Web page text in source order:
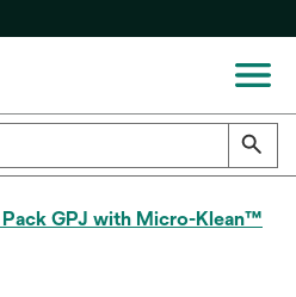
GPJ with Micro-Klean™